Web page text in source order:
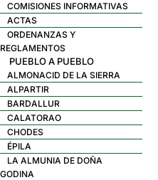
COMISIONES INFORMATIVAS
ACTAS
ORDENANZAS Y
REGLAMENTOS
PUEBLO A PUEBLO
ALMONACID DE LA SIERRA
ALPARTIR
BARDALLUR
CALATORAO
CHODES
ÉPILA
LA ALMUNIA DE DOÑA
GODINA